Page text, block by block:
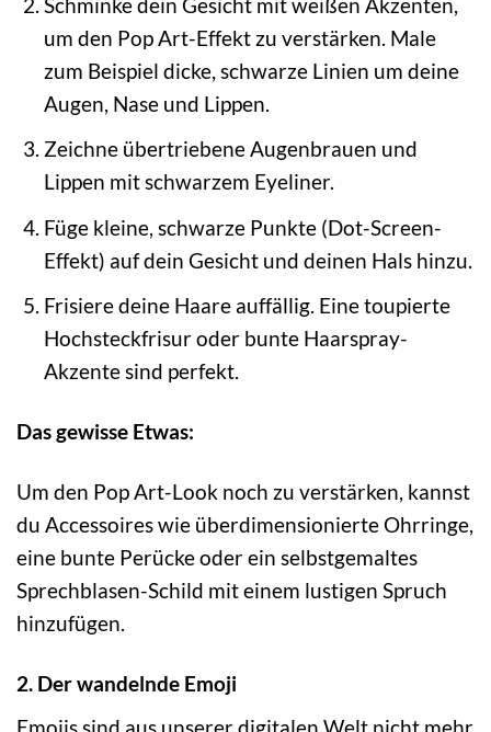
um den Pop Art-Effekt zu verstärken. Male
zum Beispiel dicke, schwarze Linien um deine
Augen, Nase und Lippen.
Zeichne übertriebene Augenbrauen und
Lippen mit schwarzem Eyeliner.
Füge kleine, schwarze Punkte (Dot-Screen-
Effekt) auf dein Gesicht und deinen Hals hinzu.
Frisiere deine Haare auffällig. Eine toupierte
Hochsteckfrisur oder bunte Haarspray-
Akzente sind perfekt.
Das gewisse Etwas:
Um den Pop Art-Look noch zu verstärken, kannst
du Accessoires wie überdimensionierte Ohrringe,
eine bunte Perücke oder ein selbstgemaltes
Sprechblasen-Schild mit einem lustigen Spruch
hinzufügen.
2. Der wandelnde Emoji
Emojis sind aus unserer digitalen Welt nicht mehr